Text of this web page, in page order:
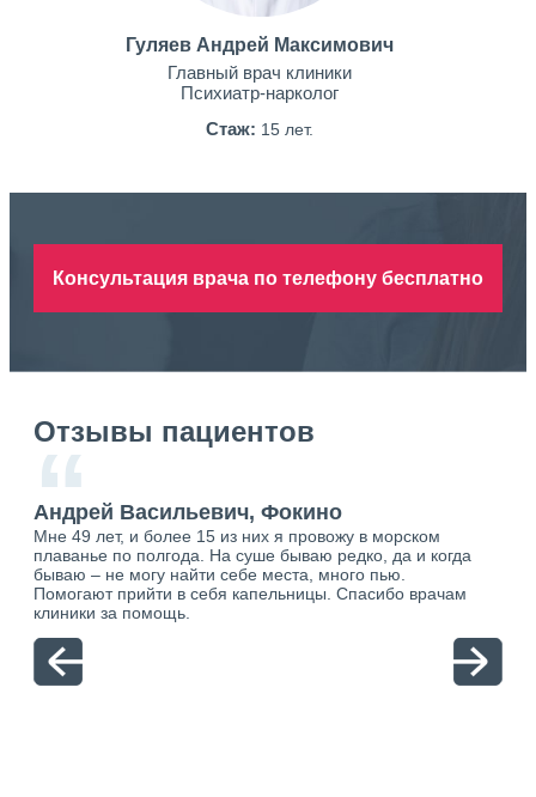
Гуляев Андрей Максимович
Главный врач клиники
Психиатр-нарколог
Стаж: 15 лет.
Консультация врача по телефону бесплатно
Отзывы пациентов
“
Андрей Васильевич, Фокино
Мне 49 лет, и более 15 из них я провожу в морском
плаванье по полгода. На суше бываю редко, да и когда
бываю – не могу найти себе места, много пью.
Помогают прийти в себя капельницы. Спасибо врачам
клиники за помощь.